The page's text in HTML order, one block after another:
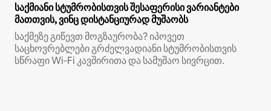
საქმიანი სტუმრობისთვის შესაფერისი ვარიანტები
მათთვის, ვინც დისტანციურად მუშაობს
საქმეზე გიწევთ მოგზაურობა? იპოვეთ
საცხოვრებლები გრძელვადიანი სტუმრობისთვის
სწრაფი Wi‑Fi კავშირითა და სამუშაო სივრცით.